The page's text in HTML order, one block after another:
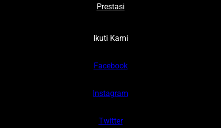
Prestasi
Ikuti Kami
Facebook
Instagram
Twitter